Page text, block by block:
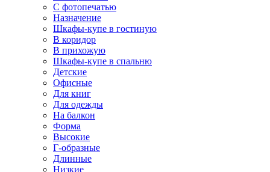
С фотопечатью
Назначение
Шкафы-купе в гостиную
В коридор
В прихожую
Шкафы-купе в спальню
Детские
Офисные
Для книг
Для одежды
На балкон
Форма
Высокие
Г-образные
Длинные
Низкие